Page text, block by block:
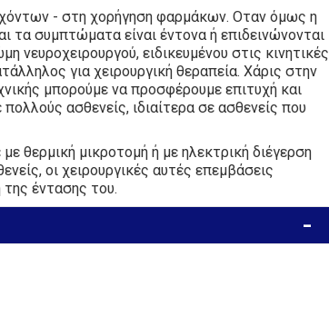
- στη χορήγηση φαρμάκων. Οταν όμως η
τα συμπτώματα είναι έντονα ή επιδεινώνονται
νευροχειρουργού, ειδικευμένου στις κινητικές
για χειρουργική θεραπεία. Χάρις στην
μπορούμε να προσφέρουμε επιτυχή και
ασθενείς, ιδιαίτερα σε ασθενείς που
θερμική μικροτομή ή με ηλεκτρική διέγερση
οι χειρουργικές αυτές επεμβάσεις
έντασης του.